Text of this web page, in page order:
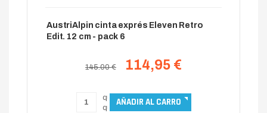
AustriAlpin cinta exprés Eleven Retro
Edit. 12 cm - pack 6
145.00 € 114,95 €